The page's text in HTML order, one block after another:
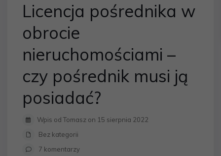
Licencja pośrednika w
obrocie
nieruchomościami –
czy pośrednik musi ją
posiadać?
Wpis od Tomasz on 15 sierpnia 2022
Bez kategorii
7 komentarzy